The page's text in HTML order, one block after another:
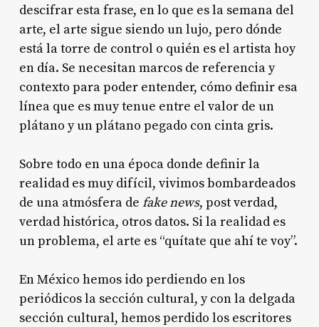
descifrar esta frase, en lo que es la semana del
arte, el arte sigue siendo un lujo, pero dónde
está la torre de control o quién es el artista hoy
en día. Se necesitan marcos de referencia y
contexto para poder entender, cómo definir esa
línea que es muy tenue entre el valor de un
plátano y un plátano pegado con cinta gris.
Sobre todo en una época donde definir la
realidad es muy difícil, vivimos bombardeados
de una atmósfera de fake news, post verdad,
verdad histórica, otros datos. Si la realidad es
un problema, el arte es “quítate que ahí te voy”.
En México hemos ido perdiendo en los
periódicos la sección cultural, y con la delgada
sección cultural, hemos perdido los escritores